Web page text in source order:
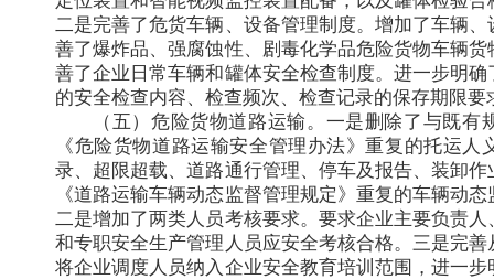
二是完善了危货车辆、设备管理制度。增加了车辆
善了爆炸品、强腐蚀性、剧毒化学品危险货物车辆
善了企业日常车辆和罐体安全检查制度。进一步明
的安全检查内容、检查频次、检查记录的保存期限要
（五）危险货物道路运输。一是删除了与既有
《危险货物道路运输安全管理办法》重复的托运人
录、超限超载、道路通行管理、停车及报告、装卸
《道路运输车辆动态监督管理规定》重复的车辆动
二是增加了两类人员考核要求。要求企业主要负责
和专职安全生产管理人员应安全考核合格。三是完
将企业调度人员纳入企业安全教育培训范围，进一